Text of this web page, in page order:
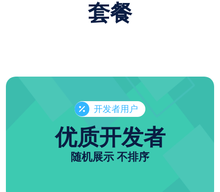
套餐
开发者用户
优质开发者
随机展示 不排序